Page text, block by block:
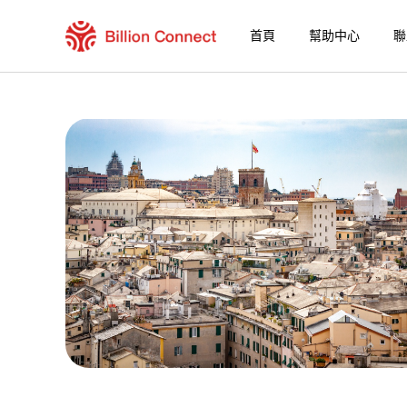
首頁 幫助中心
包含目前目的地的區域套餐
如何享受您的 eSIM？
在 Armenia 使用 Billion Connect eSIM 的
Billion Connect 全球eSIM [67國] 常見問題
選擇您的目的地與數據套餐
安裝您的 eSIM
享受您的數據套餐
穩定的網路連接
避免漫遊費用
7/24 客戶服務